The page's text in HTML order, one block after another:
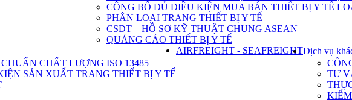
vụ
nhập
khẩu
TBYT
CÔNG BỐ ĐỦ ĐIỀU KIỆN MUA BÁN THIẾT BỊ Y TẾ
PHÂN LOẠI TRANG THIẾT BỊ Y TẾ
CSDT – HỒ SƠ KỸ THUẬT CHUNG ASEAN
QUẢNG CÁO THIẾT BỊ Y TẾ
CHẤT LƯỢNG ISO 13485
SẢN XUẤT TRANG THIẾT BỊ Y TẾ
AIRFREIGHT - SEAFREIGHTDịch vụ
TƯ